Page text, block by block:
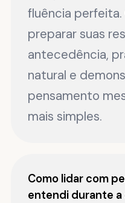
fluência
preparar suas
antecedência,
natural e
pensamento
mais simples.
Como lidar com
entendi durante